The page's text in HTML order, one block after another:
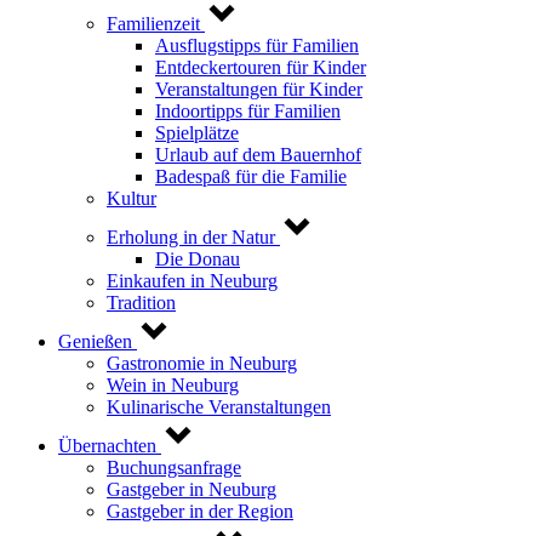
Familienzeit
Ausflugstipps für Familien
Entdeckertouren für Kinder
Veranstaltungen für Kinder
Indoortipps für Familien
Spielplätze
Urlaub auf dem Bauernhof
Badespaß für die Familie
Kultur
Erholung in der Natur
Die Donau
Einkaufen in Neuburg
Tradition
Genießen
Gastronomie in Neuburg
Wein in Neuburg
Kulinarische Veranstaltungen
Übernachten
Buchungsanfrage
Gastgeber in Neuburg
Gastgeber in der Region